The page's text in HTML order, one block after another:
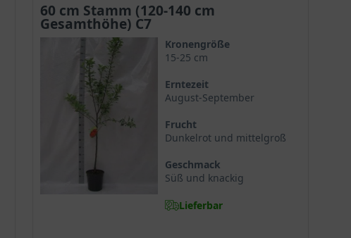
60 cm Stamm (120-140 cm
Gesamthöhe) C7
Kronengröße
15-25 cm
Erntezeit
August-September
Frucht
Dunkelrot und mittelgroß
Geschmack
Süß und knackig
Lieferbar